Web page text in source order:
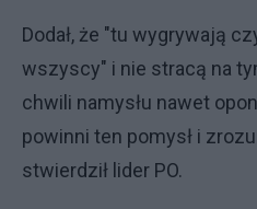
Dodał, że "tu wygrywają
wszyscy" i nie stracą na
chwili namysłu nawet
powinni ten pomysł i
stwierdził lider PO.